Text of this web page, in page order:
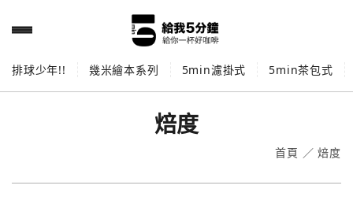
排球少年!! 幾米繪本系列 5min濾掛式 5min茶包式
焙度
首頁 ／焙度